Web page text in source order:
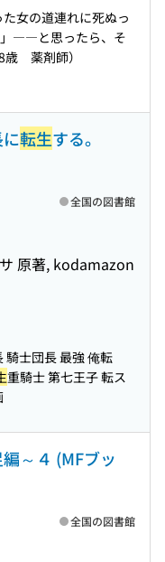
た女の道連れに死ぬっ
――と思ったら、そ
薬剤師）
転生する。
原著, kodamazon
全国の図書館
騎士団長 最強 俺転
重騎士 第七王子 転ス
～４ (MFブッ
全国の図書館